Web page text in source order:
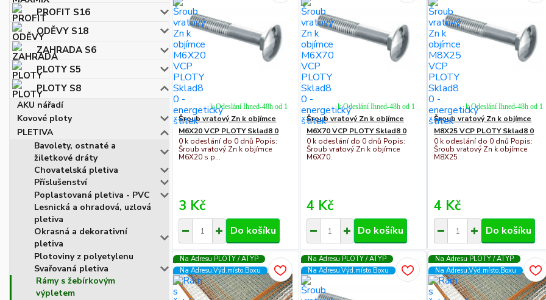
PROFIT S16
ODĚVY S18
ZAHRADA S6
PLOTY S5
PLOTY S8
AKU nářadí
Kovové ploty
PLETIVA
Bavolety, ostnaté a
žiletkové dráty
Chovatelská pletiva
Příslušenství
Poplastovaná pletiva - PVC
Lesnická a ohradová, uzlová
pletiva
Okrasná a dekorativní
pletiva
Plotoviny z polyetylenu
Svařovaná pletiva
Rámy s žebírkovým
výpletem
Šroub vratový Zn k objímce
M6X20 VCP PLOTY Sklad8 0
0 k odeslání do 0 dnů Popis:
Šroub vratový Zn k objímce
M6X20 s p...
3 Kč
k Odeslání Ihned-48h od 1
Do košíku
Šroub vratový Zn k objímce
M6X70 VCP PLOTY Sklad8 0
0 k odeslání do 0 dnů Popis:
Šroub vratový Zn k objímce
M6X70.
4 Kč
k Odeslání Ihned-48h od 1
Do košíku
Šroub vratový Zn k objímce
M8X25 VCP PLOTY Sklad8 0
0 k odeslání do 0 dnů Popis:
Šroub vratový Zn k objímce
M8X25
4 Kč
k Odeslání Ihned-48h od 1
Do košíku
Na Adresu PLOTY / ATYP
Na Adresu,Výd.místo,Boxu
Na Adresu PLOTY / ATYP
Na Adresu,Výd.místo,Boxu
Na Adresu PLOTY / ATYP
Na Adresu,Výd.místo,Boxu